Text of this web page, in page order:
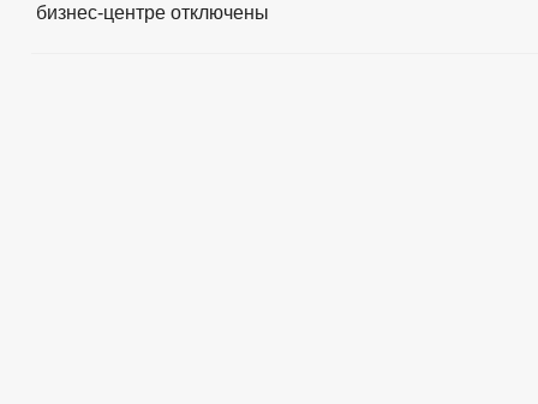
бизнес-центре отключены